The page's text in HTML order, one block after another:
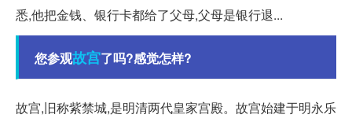
悉,他把金钱、银行卡都给了父母,父母是银行退...
您参观故宫了吗?感觉怎样?
故宫,旧称紫禁城,是明清两代皇家宫殿。故宫始建于明永乐